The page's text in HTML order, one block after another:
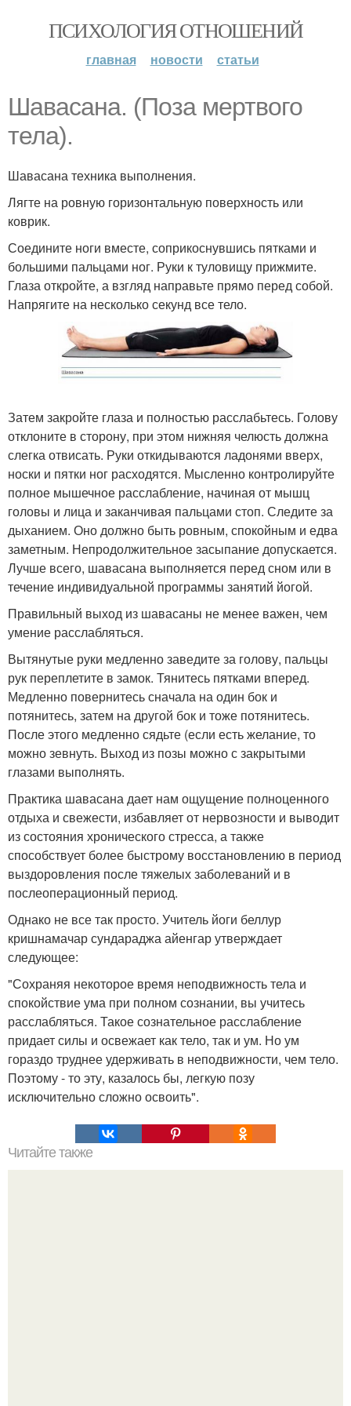
ПСИХОЛОГИЯ ОТНОШЕНИЙ
главная новости статьи
Шавасана. (Поза мертвого
тела).
Шавасана техника выполнения.
Лягте на ровную горизонтальную поверхность или
коврик.
Соедините ноги вместе, соприкоснувшись пятками и
большими пальцами ног. Руки к туловищу прижмите.
Глаза откройте, а взгляд направьте прямо перед собой.
Напрягите на несколько секунд все тело.
Затем закройте глаза и полностью расслабьтесь. Голову
отклоните в сторону, при этом нижняя челюсть должна
слегка отвисать. Руки откидываются ладонями вверх,
носки и пятки ног расходятся. Мысленно контролируйте
полное мышечное расслабление, начиная от мышц
головы и лица и заканчивая пальцами стоп. Следите за
дыханием. Оно должно быть ровным, спокойным и едва
заметным. Непродолжительное засыпание допускается.
Лучше всего, шавасана выполняется перед сном или в
течение индивидуальной программы занятий йогой.
Правильный выход из шавасаны не менее важен, чем
умение расслабляться.
Вытянутые руки медленно заведите за голову, пальцы
рук переплетите в замок. Тянитесь пятками вперед.
Медленно повернитесь сначала на один бок и
потянитесь, затем на другой бок и тоже потянитесь.
После этого медленно сядьте (если есть желание, то
можно зевнуть. Выход из позы можно с закрытыми
глазами выполнять.
Практика шавасана дает нам ощущение полноценного
отдыха и свежести, избавляет от нервозности и выводит
из состояния хронического стресса, а также
способствует более быстрому восстановлению в период
выздоровления после тяжелых заболеваний и в
послеоперационный период.
Однако не все так просто. Учитель йоги беллур
кришнамачар сундараджа айенгар утверждает
следующее:
"Сохраняя некоторое время неподвижность тела и
спокойствие ума при полном сознании, вы учитесь
расслабляться. Такое сознательное расслабление
придает силы и освежает как тело, так и ум. Но ум
гораздо труднее удерживать в неподвижности, чем тело.
Поэтому - то эту, казалось бы, легкую позу
исключительно сложно освоить".
Читайте также